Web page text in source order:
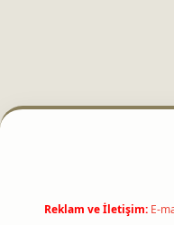
Reklam ve İletişim: E-